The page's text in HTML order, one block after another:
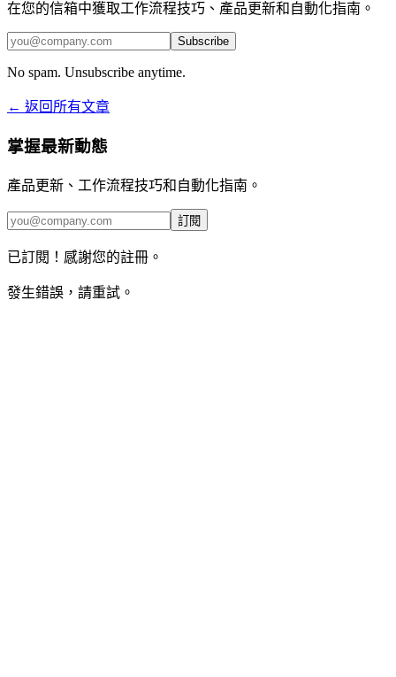
在您的信箱中獲取工作流程技巧、產品更新和自動化指南。
Subscribe
No spam. Unsubscribe anytime.
← 返回所有文章
掌握最新動態
產品更新、工作流程技巧和自動化指南。
訂閱
已訂閱！感謝您的註冊。
發生錯誤，請重試。